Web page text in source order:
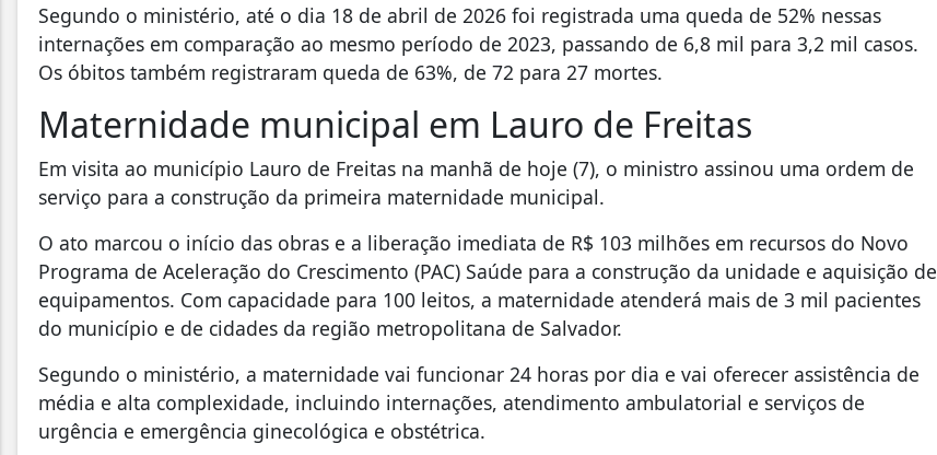
Segundo o ministério, até o dia 18 de abril de 2026 foi registrada uma queda de 52% nessas
internações em comparação ao mesmo período de 2023, passando de 6,8 mil para 3,2 mil casos.
Os óbitos também registraram queda de 63%, de 72 para 27 mortes.
Maternidade municipal em Lauro de Freitas
Em visita ao município Lauro de Freitas na manhã de hoje (7), o ministro assinou uma ordem de
serviço para a construção da primeira maternidade municipal.
O ato marcou o início das obras e a liberação imediata de R$ 103 milhões em recursos do Novo
Programa de Aceleração do Crescimento (PAC) Saúde para a construção da unidade e aquisição de
equipamentos. Com capacidade para 100 leitos, a maternidade atenderá mais de 3 mil pacientes
do município e de cidades da região metropolitana de Salvador.
Segundo o ministério, a maternidade vai funcionar 24 horas por dia e vai oferecer assistência de
média e alta complexidade, incluindo internações, atendimento ambulatorial e serviços de
urgência e emergência ginecológica e obstétrica.